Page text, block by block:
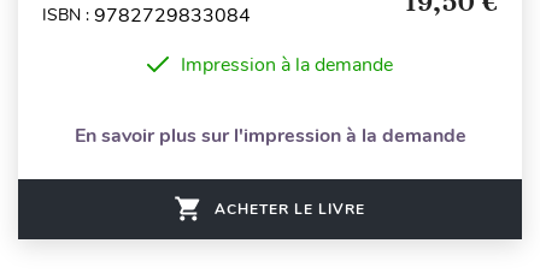
ISBN : 9782729833084
Impression à la demande
En savoir plus sur l'impression à la demande
ACHETER LE LIVRE